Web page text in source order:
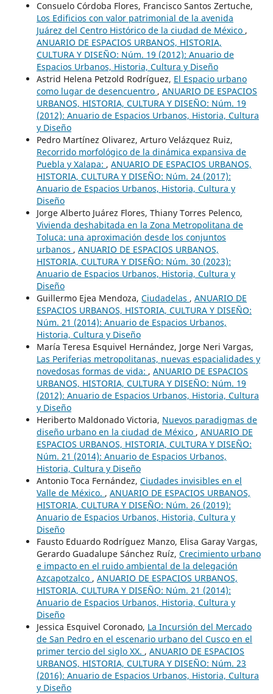
Consuelo Córdoba Flores, Francisco Santos Zertuche,
Los Edificios con valor patrimonial de la avenida
Juárez del Centro Histórico de la ciudad de México ,
ANUARIO DE ESPACIOS URBANOS, HISTORIA,
CULTURA Y DISEÑO: Núm. 19 (2012): Anuario de
Espacios Urbanos, Historia, Cultura y Diseño
Astrid Helena Petzold Rodríguez, El Espacio urbano
como lugar de desencuentro , ANUARIO DE ESPACIOS
URBANOS, HISTORIA, CULTURA Y DISEÑO: Núm. 19
(2012): Anuario de Espacios Urbanos, Historia, Cultura
y Diseño
Pedro Martínez Olivarez, Arturo Velázquez Ruiz,
Recorrido morfológico de la dinámica expansiva de
Puebla y Xalapa: , ANUARIO DE ESPACIOS URBANOS,
HISTORIA, CULTURA Y DISEÑO: Núm. 24 (2017):
Anuario de Espacios Urbanos, Historia, Cultura y
Diseño
Jorge Alberto Juárez Flores, Thiany Torres Pelenco,
Vivienda deshabitada en la Zona Metropolitana de
Toluca: una aproximación desde los conjuntos
urbanos , ANUARIO DE ESPACIOS URBANOS,
HISTORIA, CULTURA Y DISEÑO: Núm. 30 (2023):
Anuario de Espacios Urbanos, Historia, Cultura y
Diseño
Guillermo Ejea Mendoza, Ciudadelas , ANUARIO DE
ESPACIOS URBANOS, HISTORIA, CULTURA Y DISEÑO:
Núm. 21 (2014): Anuario de Espacios Urbanos,
Historia, Cultura y Diseño
María Teresa Esquivel Hernández, Jorge Neri Vargas,
Las Periferias metropolitanas, nuevas espacialidades y
novedosas formas de vida: , ANUARIO DE ESPACIOS
URBANOS, HISTORIA, CULTURA Y DISEÑO: Núm. 19
(2012): Anuario de Espacios Urbanos, Historia, Cultura
y Diseño
Heriberto Maldonado Victoria, Nuevos paradigmas de
diseño urbano en la ciudad de México , ANUARIO DE
ESPACIOS URBANOS, HISTORIA, CULTURA Y DISEÑO:
Núm. 21 (2014): Anuario de Espacios Urbanos,
Historia, Cultura y Diseño
Antonio Toca Fernández, Ciudades invisibles en el
Valle de México. , ANUARIO DE ESPACIOS URBANOS,
HISTORIA, CULTURA Y DISEÑO: Núm. 26 (2019):
Anuario de Espacios Urbanos, Historia, Cultura y
Diseño
Fausto Eduardo Rodríguez Manzo, Elisa Garay Vargas,
Gerardo Guadalupe Sánchez Ruíz, Crecimiento urbano
e impacto en el ruido ambiental de la delegación
Azcapotzalco , ANUARIO DE ESPACIOS URBANOS,
HISTORIA, CULTURA Y DISEÑO: Núm. 21 (2014):
Anuario de Espacios Urbanos, Historia, Cultura y
Diseño
Jessica Esquivel Coronado, La Incursión del Mercado
de San Pedro en el escenario urbano del Cusco en el
primer tercio del siglo XX. , ANUARIO DE ESPACIOS
URBANOS, HISTORIA, CULTURA Y DISEÑO: Núm. 23
(2016): Anuario de Espacios Urbanos, Historia, Cultura
y Diseño